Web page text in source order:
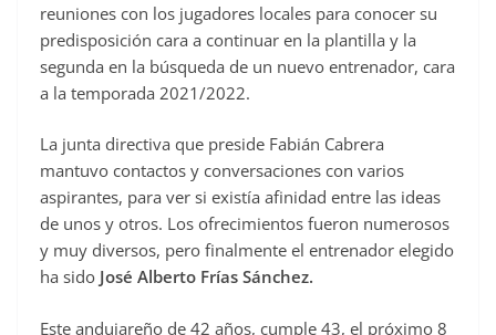
reuniones con los jugadores locales para conocer su
predisposición cara a continuar en la plantilla y la
segunda en la búsqueda de un nuevo entrenador, cara
a la temporada 2021/2022.
La junta directiva que preside Fabián Cabrera
mantuvo contactos y conversaciones con varios
aspirantes, para ver si existía afinidad entre las ideas
de unos y otros. Los ofrecimientos fueron numerosos
y muy diversos, pero finalmente el entrenador elegido
ha sido José Alberto Frías Sánchez.
Este andujareño de 42 años, cumple 43, el próximo 8